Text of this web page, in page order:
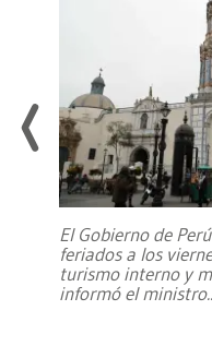
El Gobierno de
feriados a los
turismo interno y
informó el ministro